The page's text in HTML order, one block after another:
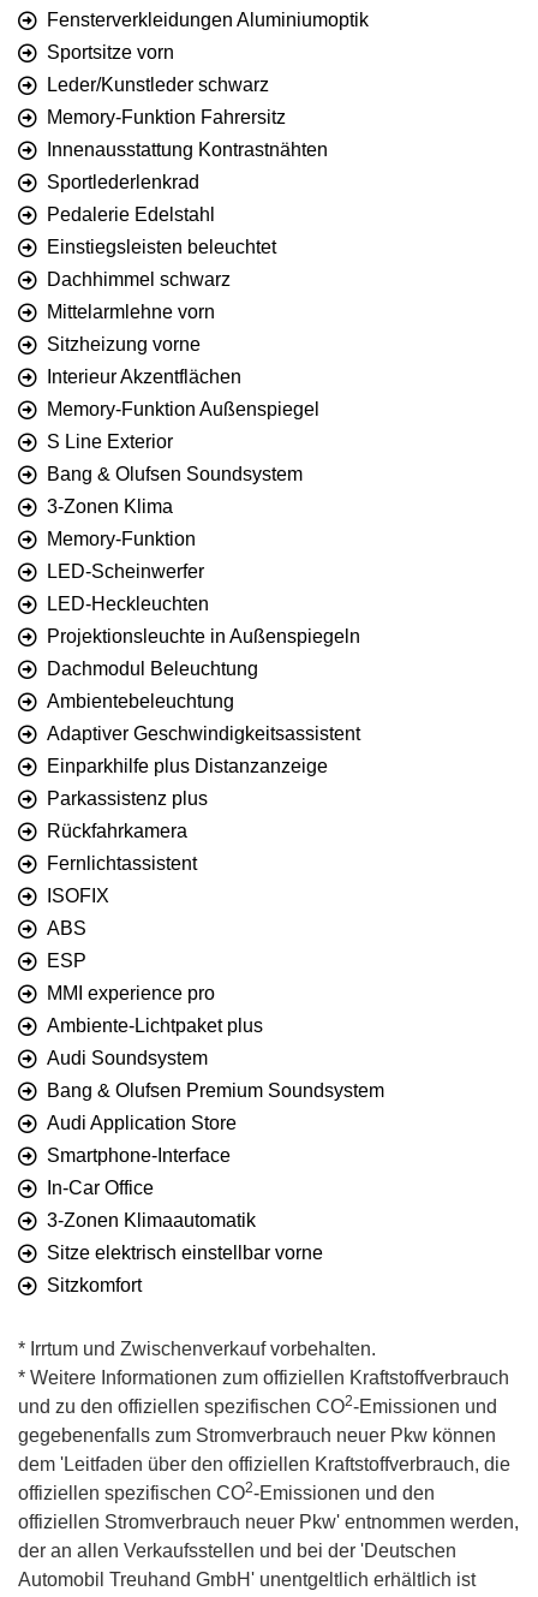
Fensterverkleidungen Aluminiumoptik
Sportsitze vorn
Leder/Kunstleder schwarz
Memory-Funktion Fahrersitz
Innenausstattung Kontrastnähten
Sportlederlenkrad
Pedalerie Edelstahl
Einstiegsleisten beleuchtet
Dachhimmel schwarz
Mittelarmlehne vorn
Sitzheizung vorne
Interieur Akzentflächen
Memory-Funktion Außenspiegel
S Line Exterior
Bang & Olufsen Soundsystem
3-Zonen Klima
Memory-Funktion
LED-Scheinwerfer
LED-Heckleuchten
Projektionsleuchte in Außenspiegeln
Dachmodul Beleuchtung
Ambientebeleuchtung
Adaptiver Geschwindigkeitsassistent
Einparkhilfe plus Distanzanzeige
Parkassistenz plus
Rückfahrkamera
Fernlichtassistent
ISOFIX
ABS
ESP
MMI experience pro
Ambiente-Lichtpaket plus
Audi Soundsystem
Bang & Olufsen Premium Soundsystem
Audi Application Store
Smartphone-Interface
In-Car Office
3-Zonen Klimaautomatik
Sitze elektrisch einstellbar vorne
Sitzkomfort
* Irrtum und Zwischenverkauf vorbehalten.
* Weitere Informationen zum offiziellen Kraftstoffverbrauch
und zu den offiziellen spezifischen CO2-Emissionen und
gegebenenfalls zum Stromverbrauch neuer Pkw können
dem 'Leitfaden über den offiziellen Kraftstoffverbrauch, die
offiziellen spezifischen CO2-Emissionen und den
offiziellen Stromverbrauch neuer Pkw' entnommen werden,
der an allen Verkaufsstellen und bei der 'Deutschen
Automobil Treuhand GmbH' unentgeltlich erhältlich ist